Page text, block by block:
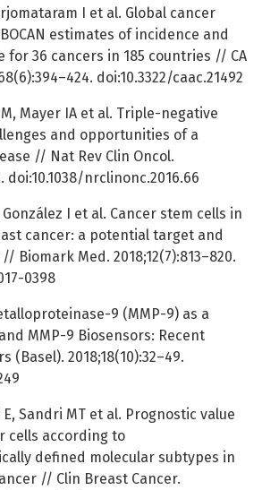
I et al. Global cancer
estimates of incidence and
for 36 cancers in 185 countries // CA
doi:10.3322/caac.21492
Mayer IA et al. Triple-negative
and opportunities of a
// Nat Rev Clin Oncol.
doi:10.1038/nrclinonc.2016.66
González I et al. Cancer stem cells in
cancer: a potential target and
Biomark Med. 2018;12(7):813–820.
0398
9 (MMP-9) as a
MMP-9 Biosensors: Recent
(Basel). 2018;18(10):32–49.
Sandri MT et al. Prognostic value
cells according to
defined molecular subtypes in
// Clin Breast Cancer.